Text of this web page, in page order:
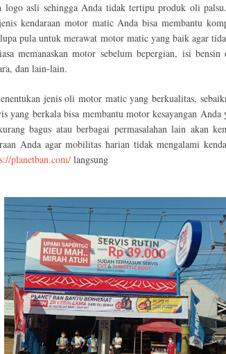
logo asli sehingga Anda tidak tertipu produk oli
kendaraan motor matic Anda bisa membantu
pula untuk merawat motor matic yang baik agar
memanaskan motor sebelum bepergian, isi
dan lain-lain.
jenis oli motor matic yang berkualitas,
yang berkala bisa membantu motor kesayangan
bagus atau berbagai permasalahan lain akan
Anda agar mobilitas harian tidak mengalami
planetban.com/ langsung